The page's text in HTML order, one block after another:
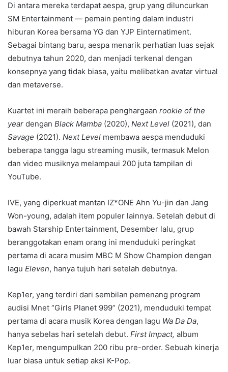
Di antara mereka terdapat aespa, grup yang diluncurkan
SM Entertainment — pemain penting dalam industri
hiburan Korea bersama YG dan YJP Einternatiment.
Sebagai bintang baru, aespa menarik perhatian luas sejak
debutnya tahun 2020, dan menjadi terkenal dengan
konsepnya yang tidak biasa, yaitu melibatkan avatar virtual
dan metaverse.
Kuartet ini meraih beberapa penghargaan rookie of the
year dengan Black Mamba (2020), Next Level (2021), dan
Savage (2021). Next Level membawa aespa menduduki
beberapa tangga lagu streaming musik, termasuk Melon
dan video musiknya melampaui 200 juta tampilan di
YouTube.
IVE, yang diperkuat mantan IZ*ONE Ahn Yu-jin dan Jang
Won-young, adalah item populer lainnya. Setelah debut di
bawah Starship Entertainment, Desember lalu, grup
beranggotakan enam orang ini menduduki peringkat
pertama di acara musim MBC M Show Champion dengan
lagu Eleven, hanya tujuh hari setelah debutnya.
Kep1er, yang terdiri dari sembilan pemenang program
audisi Mnet “Girls Planet 999” (2021), menduduki tempat
pertama di acara musik Korea dengan lagu Wa Da Da,
hanya sebelas hari setelah debut. First Impact, album
Kep1er, mengumpulkan 200 ribu pre-order. Sebuah kinerja
luar biasa untuk setiap aksi K-Pop.